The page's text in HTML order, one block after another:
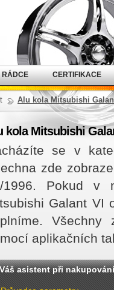
Alu kola Mitsubishi
kola Mitsubishi
se v
zde
1996. Pokud v
Galant VI
Všechny
aplikačních
Váš asistent při nakupování
RÁDCE CERTIFIKACE